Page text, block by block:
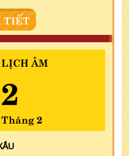
TIẾT
LỊCH ÂM
2
Tháng 2